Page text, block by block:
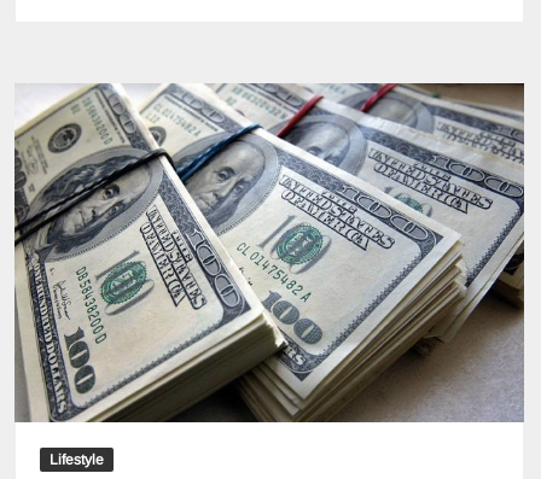
популярный
овощ:
фермеры
распродают
урожай
Lifestyle